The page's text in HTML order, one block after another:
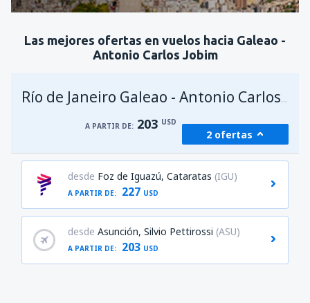
Revisa los detalles
Las mejores ofertas en vuelos hacia Galeao -
Antonio Carlos Jobim
Río de Janeiro Galeao - Antonio Carlos Jobim
A PARTIR DE: 203 USD
2 ofertas
desde Foz de Iguazú, Cataratas (IGU)
A PARTIR DE: 227 USD
desde Asunción, Silvio Pettirossi (ASU)
A PARTIR DE: 203 USD